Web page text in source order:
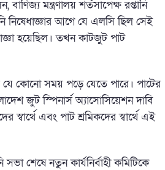
মন্ত্রণালয় শর্তসাপেক্ষ রপ্তানি
নিষেধাজ্ঞার আগে যে এলসি ছিল সেই
হয়েছিল। তখন কাটজুট পাট
যে কোনো সময় পড়ে যেতে পারে। পাটের
জুট স্পিনার্স অ্যাসোসিয়েশন দাবি
স্বার্থে এবং পাট শ্রমিকদের স্বার্থে এই
শেষে নতুন কার্যনির্বাহী কমিটিকে